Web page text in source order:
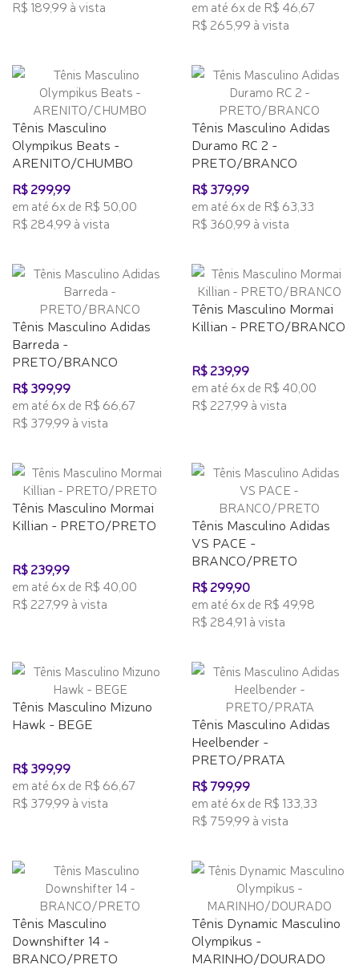
R$ 189,99 à vista
em até 6x de R$ 46,67
R$ 265,99 à vista
Tênis Masculino
Olympikus Beats -
ARENITO/CHUMBO
R$ 299,99
em até 6x de R$ 50,00
R$ 284,99 à vista
Tênis Masculino Adidas
Duramo RC 2 -
PRETO/BRANCO
R$ 379,99
em até 6x de R$ 63,33
R$ 360,99 à vista
Tênis Masculino Adidas
Barreda -
PRETO/BRANCO
R$ 399,99
em até 6x de R$ 66,67
R$ 379,99 à vista
Tênis Masculino Mormai
Killian - PRETO/BRANCO
R$ 239,99
em até 6x de R$ 40,00
R$ 227,99 à vista
Tênis Masculino Mormai
Killian - PRETO/PRETO
R$ 239,99
em até 6x de R$ 40,00
R$ 227,99 à vista
Tênis Masculino Adidas
VS PACE -
BRANCO/PRETO
R$ 299,90
em até 6x de R$ 49,98
R$ 284,91 à vista
Tênis Masculino Mizuno
Hawk - BEGE
R$ 399,99
em até 6x de R$ 66,67
R$ 379,99 à vista
Tênis Masculino Adidas
Heelbender -
PRETO/PRATA
R$ 799,99
em até 6x de R$ 133,33
R$ 759,99 à vista
Tênis Masculino
Downshifter 14 -
BRANCO/PRETO
Tênis Dynamic Masculino
Olympikus -
MARINHO/DOURADO